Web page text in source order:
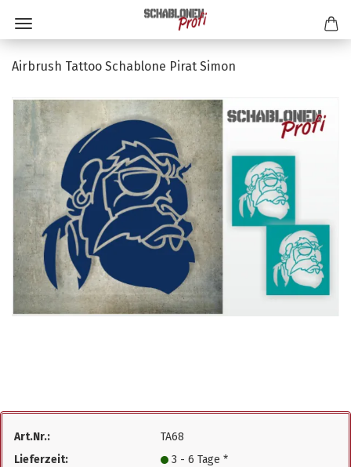
Airbrush Tattoo Schablone Pirat Simon
Art.Nr.:
TA68
Lieferzeit:
3 - 6 Tage *